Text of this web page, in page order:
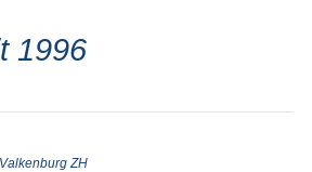
1996
ZH